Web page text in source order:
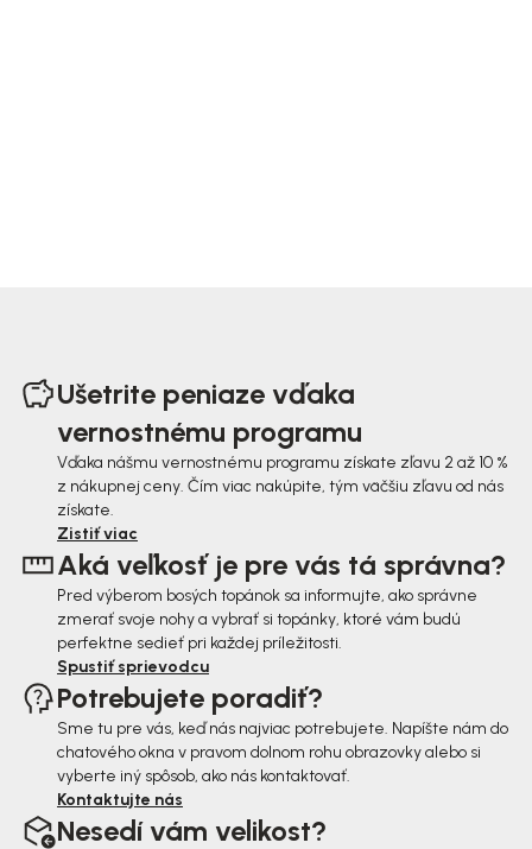
Ušetrite peniaze vďaka
vernostnému programu
Vďaka nášmu vernostnému programu získate zľavu 2 až 10 %
z nákupnej ceny. Čím viac nakúpite, tým väčšiu zľavu od nás
získate.
Zistiť viac
Aká veľkosť je pre vás tá správna?
Pred výberom bosých topánok sa informujte, ako správne
zmerať svoje nohy a vybrať si topánky, ktoré vám budú
perfektne sedieť pri každej príležitosti.
Spustiť sprievodcu
Potrebujete poradiť?
Sme tu pre vás, keď nás najviac potrebujete. Napíšte nám do
chatového okna v pravom dolnom rohu obrazovky alebo si
vyberte iný spôsob, ako nás kontaktovať.
Kontaktujte nás
Nesedí vám velikost?